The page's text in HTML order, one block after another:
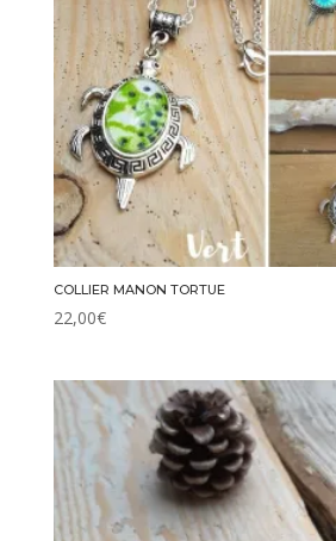
COLLIER MANON TORTUE
22,00€